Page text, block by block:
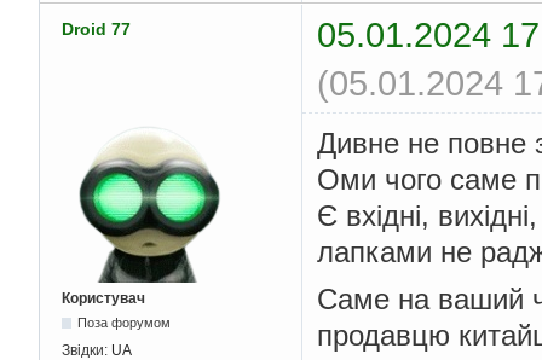
Droid 77
05.01.2024
(05.01.2024
Користувач
Поза форумом
Звідки: UA
Дивне не повне
Оми чого саме
Є вхідні,
лапками не
Саме на ваший
продавцю